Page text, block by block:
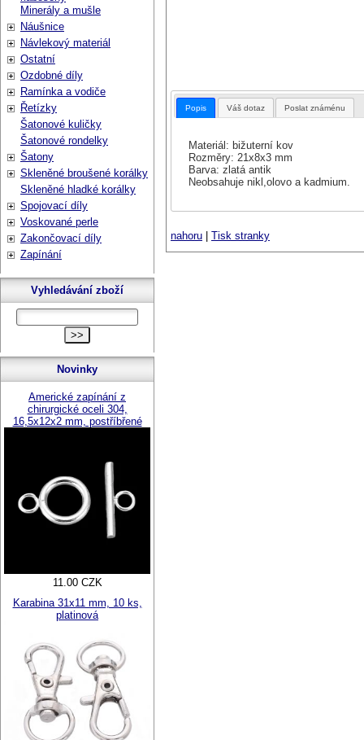
Popis Váš dotaz Poslat známénu
Materiál: bižuterní kov
Rozměry: 21x8x3 mm
Barva: zlatá antik
Neobsahuje nikl,olovo a kadmium.
nahoru Tisk stranky
Minerály a mušle
Náušnice
Návlekový materiál
Ostatní
Ozdobné díly
Ramínka a vodiče
Řetízky
Šatonové kuličky
Šatonové rondelky
Šatony
Skleněné broušené korálky
Skleněné hladké korálky
Spojovací díly
Voskované perle
Zakončovací díly
Zapínání
Vyhledávání zboží
Novinky
Americké zapínání z
chirurgické oceli 304,
16,5x12x2 mm, postříbřené
11.00 CZK
Karabina 31x11 mm, 10 ks,
platinová